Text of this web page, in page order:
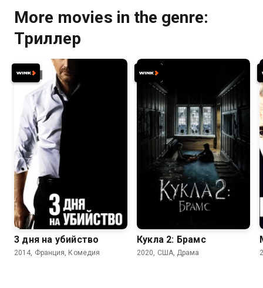
More movies in the genre:
Триллер
6.6 6.2
3 дня на убийство
2014, Франция, Комедия
4.7
Кукла 2: Брамс
2020, США, Драма